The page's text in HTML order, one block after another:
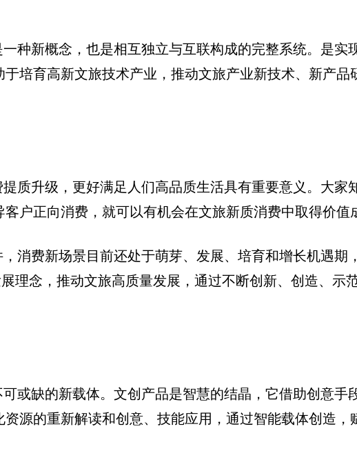
种新概念，也是相互独立与互联构成的完整系统。是实
培育高新文旅技术产业，推动文旅产业新技术、新产品
质升级，更好满足人们高品质生活具有重要意义。大家
户正向消费，就可以有机会在文旅新质消费中取得价值
消费新场景目前还处于萌芽、发展、培育和增长机遇期
理念，推动文旅高质量发展，通过不断创新、创造、示
或缺的新载体。文创产品是智慧的结晶，它借助创意手
源的重新解读和创意、技能应用，通过智能载体创造，